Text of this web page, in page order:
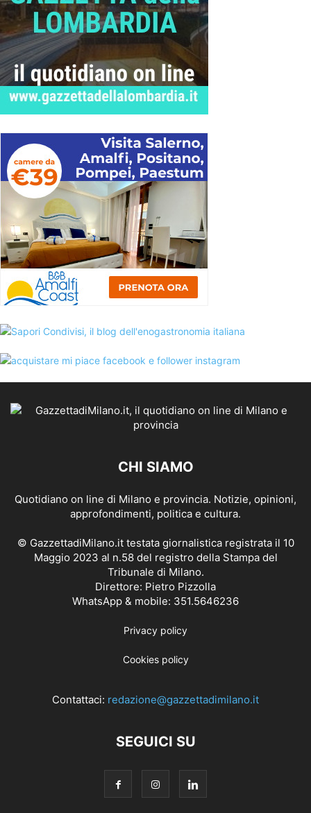
CHI SIAMO
Quotidiano on line di Milano e provincia. Notizie, opinioni,
approfondimenti, politica e cultura.
© GazzettadiMilano.it testata giornalistica registrata il 10
Maggio 2023 al n.58 del registro della Stampa del
Tribunale di Milano.
Direttore: Pietro Pizzolla
WhatsApp & mobile: 351.5646236
Privacy policy
Cookies policy
Contattaci: redazione@gazzettadimilano.it
SEGUICI SU